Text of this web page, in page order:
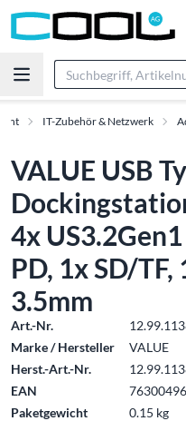
IT-Zubehör & Netzwerk
VALUE USB
4x
PD, 1x SD/TF,
3.5mm
Art.-Nr.
Marke / Hersteller
VALUE
Herst.-Art.-Nr.
EAN
Paketgewicht
0.15 kg